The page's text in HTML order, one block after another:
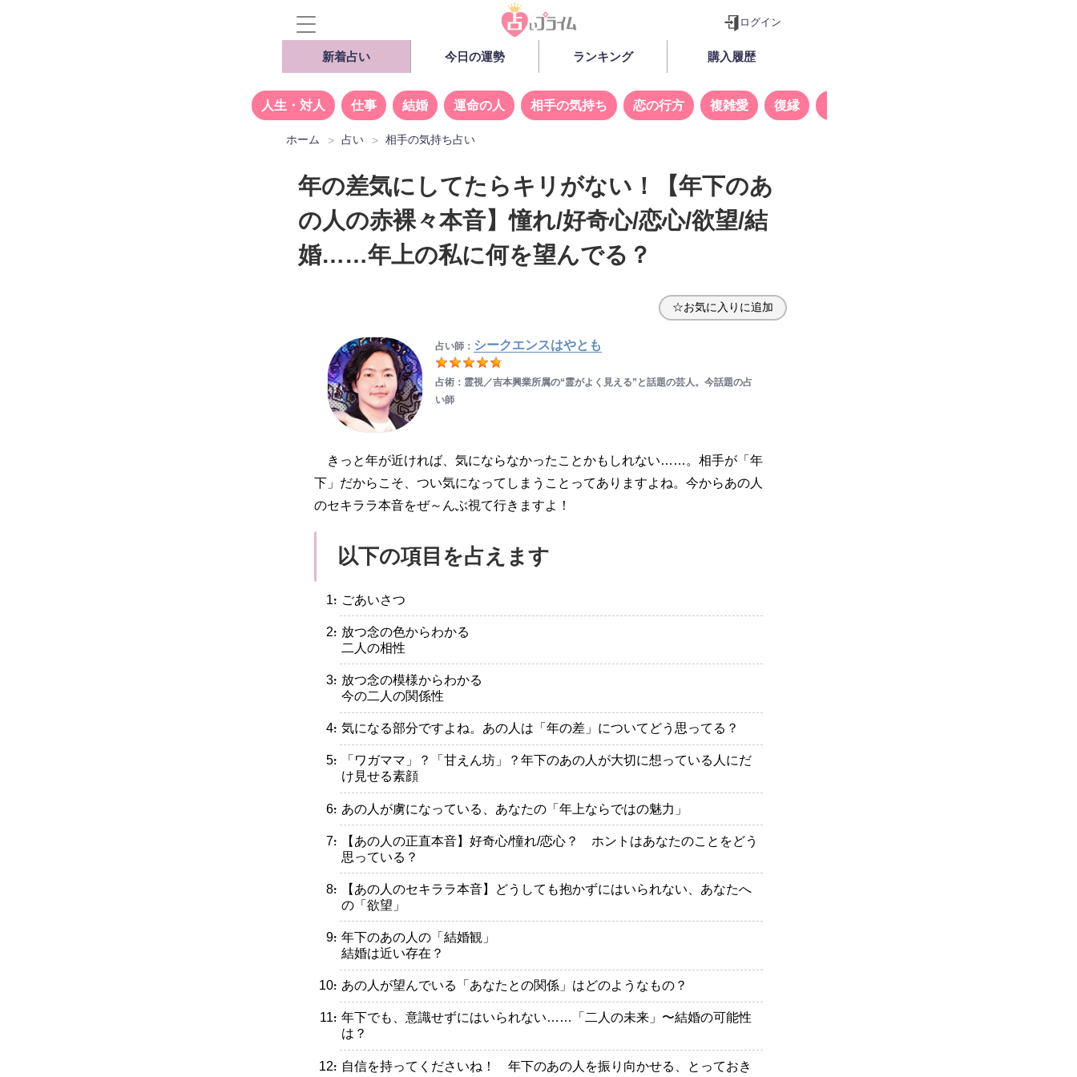
ログイン
新着占い 今日の運勢 ランキング 購入履歴
人生・対人 仕事 結婚 運命の人 相手の気持ち 恋の行方 複雑愛 復縁
ホーム 占い 相手の気持ち占い
年の差気にしてたらキリがない！【年下のあ
の人の赤裸々本音】憧れ/好奇心/恋心/欲望/結
婚……年上の私に何を望んでる？
☆お気に入りに追加
占い師： シークエンスはやとも
占術：霊視／吉本興業所属の“霊がよく見える”と話題の芸人。今話題の占
い師
きっと年が近ければ、気にならなかったことかもしれない……。相手が「年
下」だからこそ、つい気になってしまうことってありますよね。今からあの人
のセキララ本音をぜ～んぶ視て行きますよ！
以下の項目を占えます
・ごあいさつ
・放つ念の色からわかる
二人の相性
・放つ念の模様からわかる
今の二人の関係性
・気になる部分ですよね。あの人は「年の差」についてどう思ってる？
・「ワガママ」？「甘えん坊」？年下のあの人が大切に想っている人にだ
け見せる素顔
・あの人が虜になっている、あなたの「年上ならではの魅力」
・【あの人の正直本音】好奇心/憧れ/恋心？ ホントはあなたのことをどう
思っている？
・【あの人のセキララ本音】どうしても抱かずにはいられない、あなたへ
の「欲望」
・年下のあの人の「結婚観」
結婚は近い存在？
・あの人が望んでいる「あなたとの関係」はどのようなもの？
・年下でも、意識せずにはいられない……「二人の未来」〜結婚の可能性
は？
・自信を持ってくださいね！ 年下のあの人を振り向かせる、とっておき